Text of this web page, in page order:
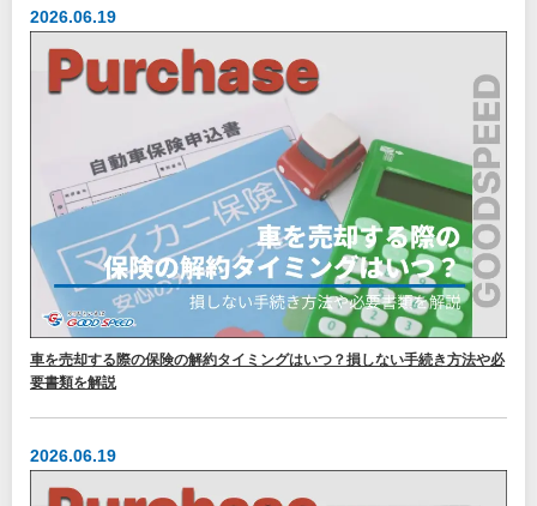
2026.06.19
車を売却する際の保険の解約タイミングはいつ？損しない手続き方法や必
要書類を解説
2026.06.19